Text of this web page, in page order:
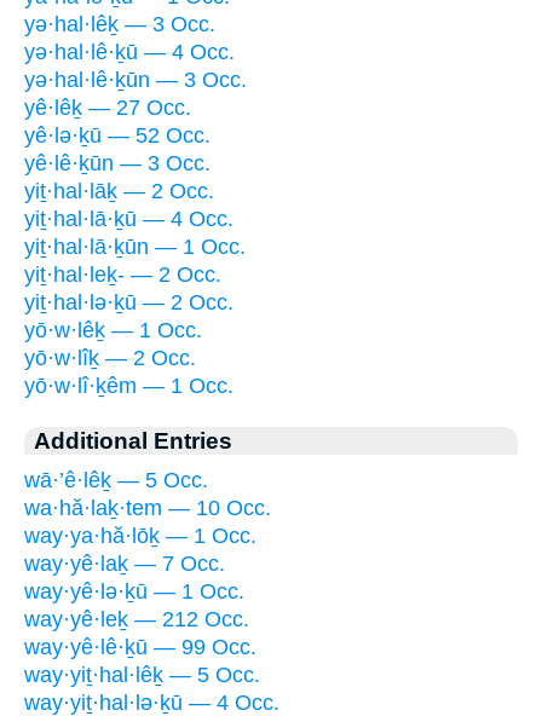
yə·hal·lêḵ — 3 Occ.
yə·hal·lê·ḵū — 4 Occ.
yə·hal·lê·ḵūn — 3 Occ.
yê·lêḵ — 27 Occ.
yê·lə·ḵū — 52 Occ.
yê·lê·ḵūn — 3 Occ.
yiṯ·hal·lāḵ — 2 Occ.
yiṯ·hal·lā·ḵū — 4 Occ.
yiṯ·hal·lā·ḵūn — 1 Occ.
yiṯ·hal·leḵ- — 2 Occ.
yiṯ·hal·lə·ḵū — 2 Occ.
yō·w·lêḵ — 1 Occ.
yō·w·lîḵ — 2 Occ.
yō·w·lî·ḵêm — 1 Occ.
Additional Entries
wā·’ê·lêḵ — 5 Occ.
wa·hă·laḵ·tem — 10 Occ.
way·ya·hă·lōḵ — 1 Occ.
way·yê·laḵ — 7 Occ.
way·yê·lə·ḵū — 1 Occ.
way·yê·leḵ — 212 Occ.
way·yê·lê·ḵū — 99 Occ.
way·yiṯ·hal·lêḵ — 5 Occ.
way·yiṯ·hal·lə·ḵū — 4 Occ.